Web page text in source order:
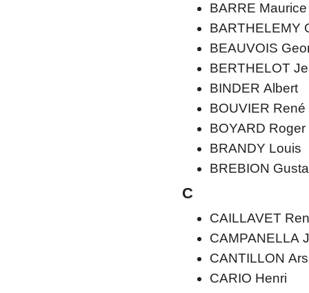
BARRE Maurice
BARTHELEMY
BEAUVOIS
BERTHELOT
BINDER Albert
BOUVIER René
BOYARD Roger
BRANDY Louis
BREBION
C
CAILLAVET
CAMPANELLA
CANTILLON
CARIO Henri